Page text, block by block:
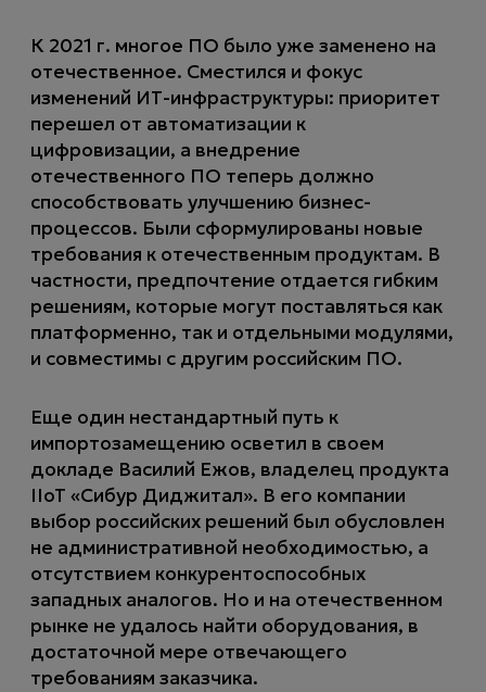
К 2021 г. многое ПО было уже заменено на
отечественное. Сместился и фокус
изменений ИТ-инфраструктуры: приоритет
перешел от автоматизации к
цифровизации, а внедрение
отечественного ПО теперь должно
способствовать улучшению бизнес-
процессов. Были сформулированы новые
требования к отечественным продуктам. В
частности, предпочтение отдается гибким
решениям, которые могут поставляться как
платформенно, так и отдельными модулями,
и совместимы с другим российским ПО.
Еще один нестандартный путь к
импортозамещению осветил в своем
докладе Василий Ежов, владелец продукта
IIoT «Сибур Диджитал». В его компании
выбор российских решений был обусловлен
не административной необходимостью, а
отсутствием конкурентоспособных
западных аналогов. Но и на отечественном
рынке не удалось найти оборудования, в
достаточной мере отвечающего
требованиям заказчика.